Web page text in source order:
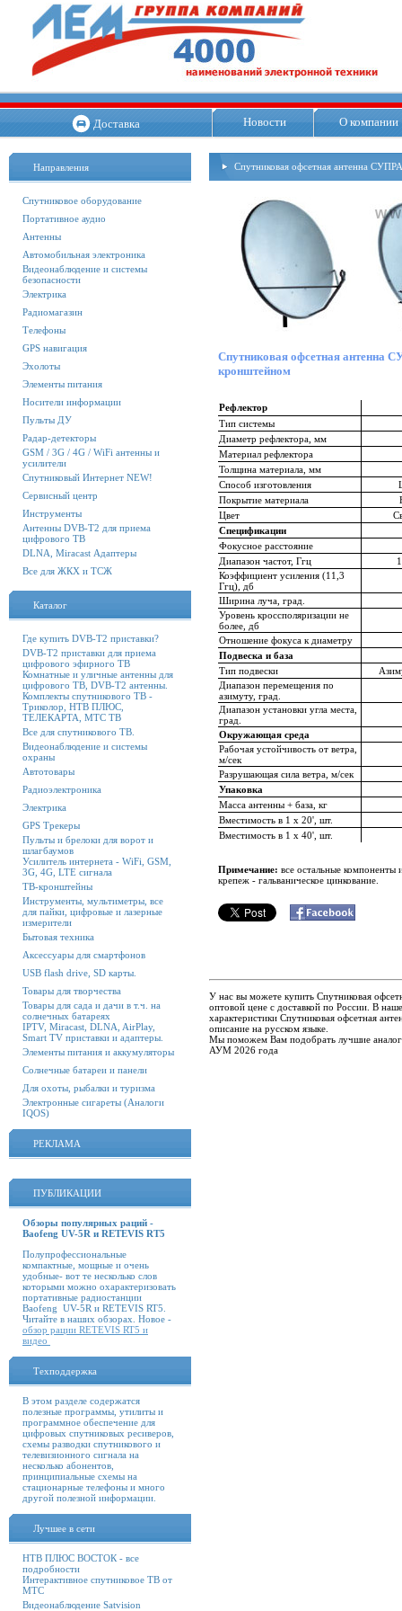
Доставка Новости О компании
Направления
Спутниковое оборудование
Портативное аудио
Антенны
Автомобильная электроника
Видеонаблюдение и системы
безопасности
Электрика
Радиомагазин
Телефоны
GPS навигация
Эхолоты
Элементы питания
Носители информации
Пульты ДУ
Радар-детекторы
GSM / 3G / 4G / WiFi антенны и
усилители
Спутниковый Интернет NEW!
Сервисный центр
Инструменты
Антенны DVB-T2 для приема
цифрового ТВ
DLNA, Miracast Адаптеры
Все для ЖКХ и ТСЖ
Каталог
Где купить DVB-T2 приставки?
DVB-T2 приставки для приема
цифрового эфирного ТВ
Комнатные и уличные антенны для
цифрового ТВ, DVB-T2 антенны.
Комплекты спутникового ТВ -
Триколор, НТВ ПЛЮС,
ТЕЛЕКАРТА, МТС ТВ
Все для спутникового ТВ.
Видеонаблюдение и системы
охраны
Автотовары
Радиоэлектроника
Электрика
GPS Трекеры
Пульты и брелоки для ворот и
шлагбаумов
Усилитель интернета - WiFi, GSM,
3G, 4G, LTE сигнала
ТВ-кронштейны
Инструменты, мультиметры, все
для пайки, цифровые и лазерные
измерители
Бытовая техника
Аксессуары для смартфонов
USB flash drive, SD карты.
Товары для творчества
Товары для сада и дачи в т.ч. на
солнечных батареях
IPTV, Miracast, DLNA, AirPlay,
Smart TV приставки и адаптеры.
Элементы питания и аккумуляторы
Солнечные батареи и панели
Для охоты, рыбалки и туризма
Электронные сигареты (Аналоги
IQOS)
РЕКЛАМА
ПУБЛИКАЦИИ
Обзоры популярных раций -
Baofeng UV-5R и RETEVIS RT5
Полупрофессиональные
компактные, мощные и очень
удобные- вот те несколько слов
которыми можно охарактеризовать
портативные радиостанции
Baofeng UV-5R и RETEVIS RT5.
Читайте в наших обзорах. Новое -
обзор рации RETEVIS RT5 и
видео
Техподдержка
В этом разделе содержатся
полезные программы, утилиты и
программное обеспечение для
цифровых спутниковых ресиверов,
схемы разводки спутникового и
телевизионного сигнала на
несколько абонентов,
принципиальные схемы на
стационарные телефоны и много
другой полезной информации.
Лучшее в сети
НТВ ПЛЮС ВОСТОК - все
подробности
Интерактивное спутниковое ТВ от
МТС
Видеонаблюдение Satvision
Спутниковая офсетная антенна
Спутниковая офсетная антенна
кронштейном
Рефлектор
Тип системы
Диаметр рефлектора, мм
Материал рефлектора
Толщина материала, мм
Способ изготовления
Покрытие материала
Цвет
Спецификации
Фокусное расстояние
Диапазон частот, Ггц
Коэффициент усиления (11,3
Ггц), дб
Ширина луча, град.
Уровень кроссполяризации не
более, дб
Отношение фокуса к диаметру
Подвеска и база
Тип подвески
Диапазон перемещения по
азимуту, град.
Диапазон установки угла места,
град.
Окружающая среда
Рабочая устойчивость от ветра,
м/сек
Разрушающая сила ветра, м/сек
Упаковка
Масса антенны + база, кг
Вместимость в 1 х 20', шт.
Вместимость в 1 х 40', шт.
Примечание: все остальные
крепеж - гальваническое цинкование.
У нас вы можете купить Спутниковая
оптовой цене с доставкой по России. В
характеристики Спутниковая офсетная
описание на русском языке.
Мы поможем Вам подобрать лучшие
АУМ 2026 года